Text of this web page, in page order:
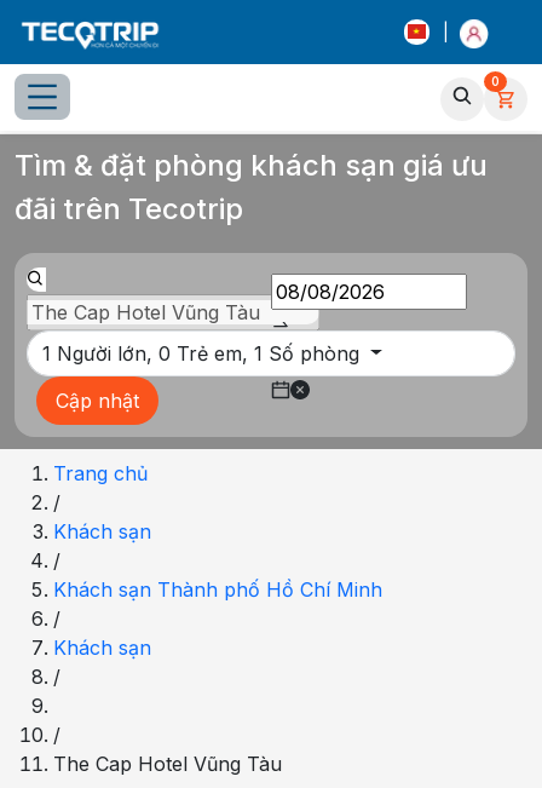
0
Tổng quan Chọn phòng Thông tin khách sạn Tiện
Tìm & đặt phòng khách sạn giá ưu
đãi trên Tecotrip
1 Người lớn, 0 Trẻ em, 1 Số phòng
Cập nhật
Trang chủ
/
Khách sạn
/
Khách sạn Thành phố Hồ Chí Minh
/
Khách sạn
/
/
The Cap Hotel Vũng Tàu